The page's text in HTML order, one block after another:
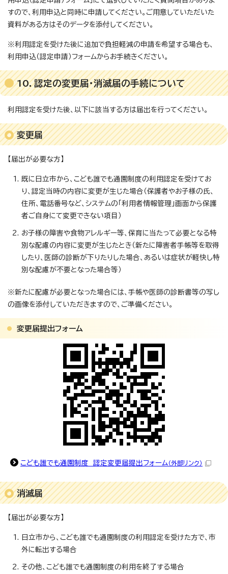
すので、利用申込と同時に申請してください。ご用意していただいた
資料がある方はそのデータを添付してください。
※利用認定を受けた後に追加で負担軽減の申請を希望する場合も、
利用申込（認定申請）フォームからお手続きください。
10．認定の変更届・消滅届の手続について
利用認定を受けた後、以下に該当する方は届出を行ってください。
変更届
【届出が必要な方】
既に日立市から、こども誰でも通園制度の利用認定を受けてお
り、認定当時の内容に変更が生じた場合（保護者やお子様の氏、
住所、電話番号など、システムの「利用者情報管理」画面から保護
者ご自身にて変更できない項目）
お子様の障害や食物アレルギー等、保育に当たって必要となる特
別な配慮の内容に変更が生じたとき（新たに障害者手帳等を取得
したり、医師の診断が下りたりした場合、あるいは症状が軽快し特
別な配慮が不要となった場合等）
※新たに配慮が必要となった場合には、手帳や医師の診断書等の写し
の画像を添付していただきますので、ご準備ください。
変更届提出フォーム
こども誰でも通園制度 認定変更届提出フォーム（外部リンク）
消滅届
【届出が必要な方】
日立市から、こども誰でも通園制度の利用認定を受けた方で、市
外に転出する場合
その他、こども誰でも通園制度の利用を終了する場合